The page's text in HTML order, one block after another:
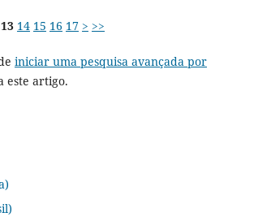
13 14 15 16 17 > >>
iniciar uma pesquisa avançada por
este artigo.